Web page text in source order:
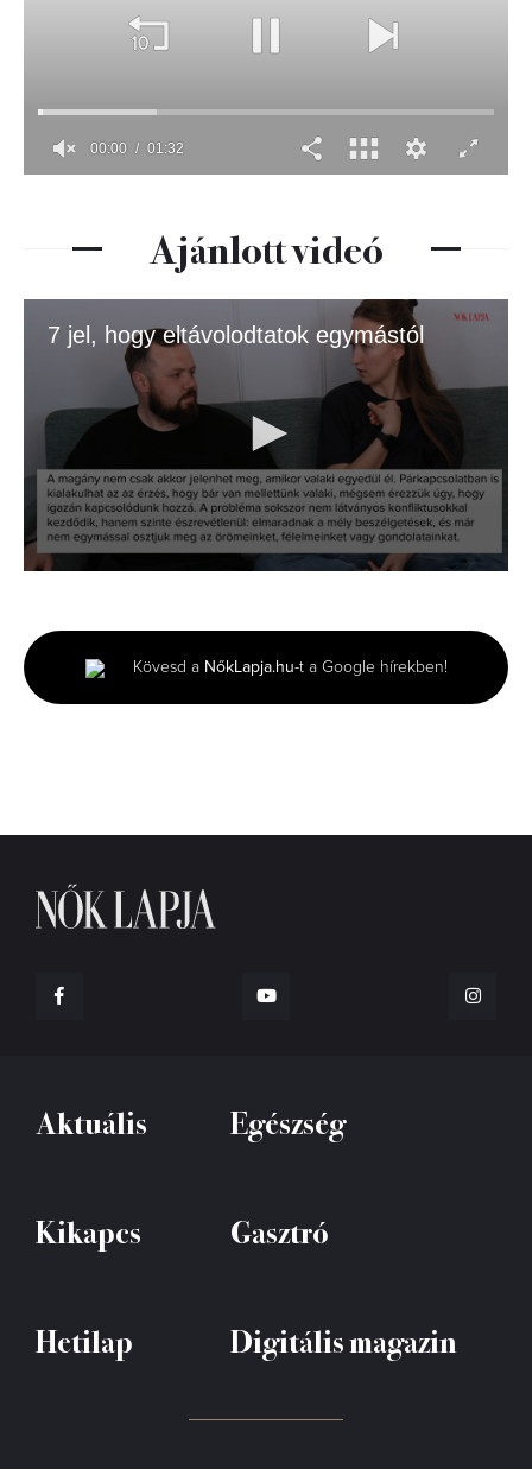
Ajánlott videó
7 jel, hogy eltávolodtatok egymástól
minute,
18
seconds
Kövesd a NőkLapja.hu-t a Google hírekben!
Aktuális Egészség
Kikapcs Gasztró
Hetilap Digitális magazin